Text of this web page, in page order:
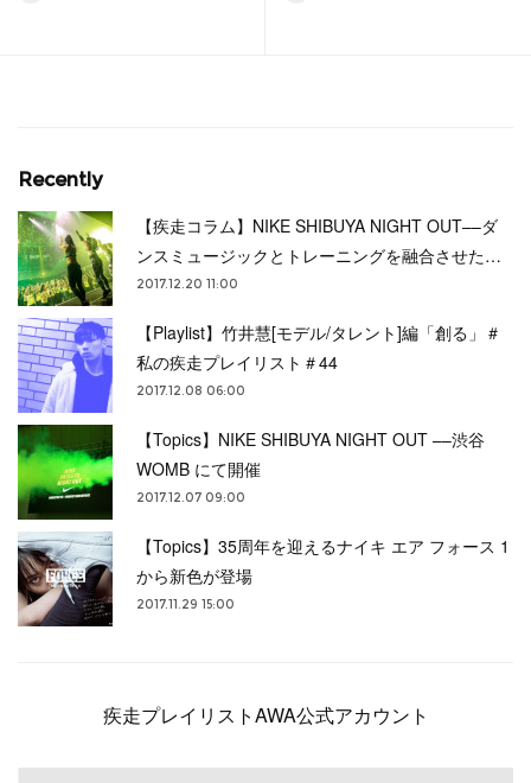
Recently
【疾走コラム】NIKE SHIBUYA NIGHT OUT––ダ
ンスミュージックとトレーニングを融合させた…
2017.12.20 11:00
【Playlist】竹井慧[モデル/タレント]編「創る」＃
私の疾走プレイリスト＃44
2017.12.08 06:00
【Topics】NIKE SHIBUYA NIGHT OUT ––渋谷
WOMB にて開催
2017.12.07 09:00
【Topics】35周年を迎えるナイキ エア フォース 1
から新色が登場
2017.11.29 15:00
疾走プレイリストAWA公式アカウント